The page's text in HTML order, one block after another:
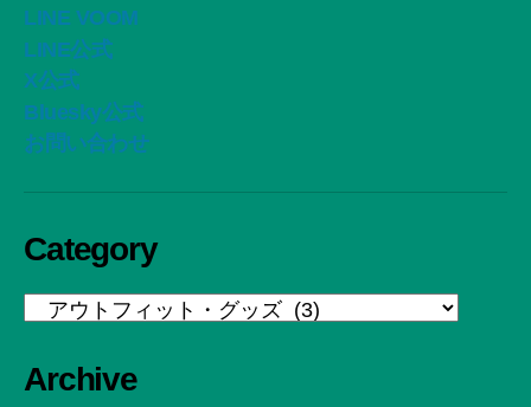
LINE VOOM
LINE公式
X公式
Bluesky公式
お問い合わせ
Category
Category
Archive